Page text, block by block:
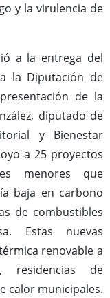
y la virulencia de
a la entrega del
la Diputación de
de la
diputado de
y Bienestar
a 25 proyectos
menores que
baja en carbono
de combustibles
Estas nuevas
renovable a
residencias de
calor municipales.